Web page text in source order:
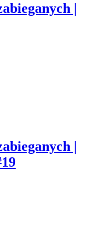
|
|